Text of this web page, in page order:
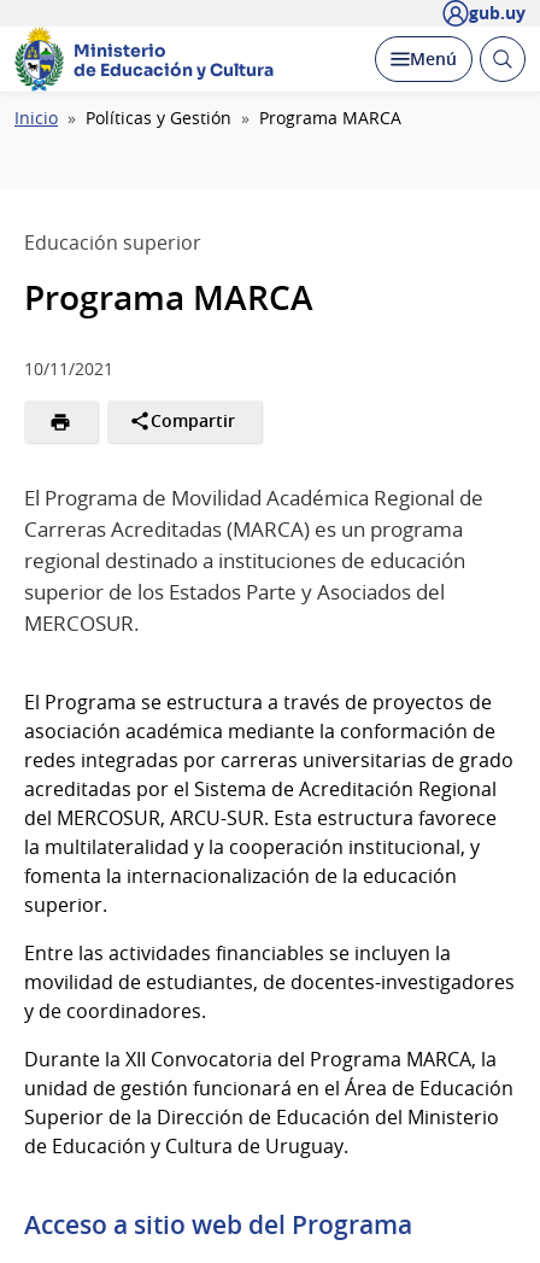
gub.uy
Ministerio
de Educación y Cultura
Desplegar
Menú Abrir
Ruta
Inicio Políticas y Gestión Programa MARCA
Educación superior
Programa MARCA
10/11/2021
Compartir
El Programa de Movilidad Académica Regional de
Carreras Acreditadas (MARCA) es un programa
regional destinado a instituciones de educación
superior de los Estados Parte y Asociados del
MERCOSUR.
El Programa se estructura a través de proyectos de
asociación académica mediante la conformación de
redes integradas por carreras universitarias de grado
acreditadas por el Sistema de Acreditación Regional
del MERCOSUR, ARCU-SUR. Esta estructura favorece
la multilateralidad y la cooperación institucional, y
fomenta la internacionalización de la educación
superior.
Entre las actividades financiables se incluyen la
movilidad de estudiantes, de docentes-investigadores
y de coordinadores.
Durante la XII Convocatoria del Programa MARCA, la
unidad de gestión funcionará en el Área de Educación
Superior de la Dirección de Educación del Ministerio
de Educación y Cultura de Uruguay.
Acceso a sitio web del Programa